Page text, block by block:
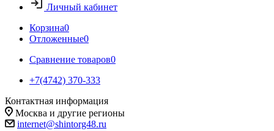
Личный кабинет
Корзина0
Отложенные0
Сравнение товаров0
+7(4742) 370-333
Контактная информация
Москва и другие регионы
internet@shintorg48.ru